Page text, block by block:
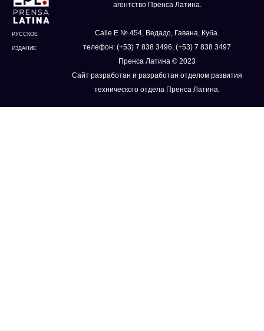
РУССКОЕ
ИЗДАНИЕ
агентство Пренса Латина.
Calle E № 454, Ведадо, Гавана, Куба.
телефон: (+53) 7 838 3496, (+53) 7 838 3497
Пренса Латина © 2023
Сайт разработан и разработан отделом развития
технического отдела Пренса Латина.